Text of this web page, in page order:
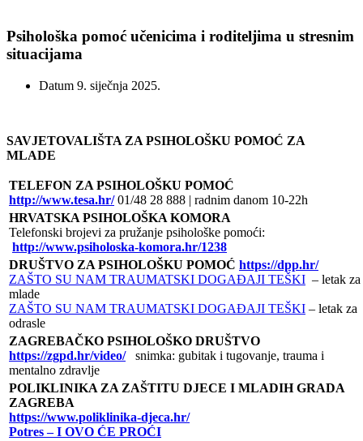
Psihološka pomoć učenicima i roditeljima u stresnim
situacijama
Datum 9. siječnja 2025.
SAVJETOVALIŠTA ZA PSIHOLOŠKU POMOĆ ZA
MLADE
TELEFON ZA PSIHOLOŠKU POMOĆ
http://www.tesa.hr/01/48 28 888 | radnim danom 10-22h
HRVATSKA PSIHOLOŠKA KOMORA
Telefonski brojevi za pružanje psihološke pomoći:
http://www.psiholoska-komora.hr/1238
DRUŠTVO ZA PSIHOLOŠKU POMOĆ https://dpp.hr/
ZAŠTO SU NAM TRAUMATSKI DOGAĐAJI TEŠKI – letak za
mlade
ZAŠTO SU NAM TRAUMATSKI DOGAĐAJI TEŠKI – letak za
odrasle
ZAGREBAČKO PSIHOLOŠKO DRUŠTVO
https://zgpd.hr/video/snimka: gubitak i tugovanje, trauma i
mentalno zdravlje
POLIKLINIKA ZA ZAŠTITU DJECE I MLADIH GRADA
ZAGREBA
https://www.poliklinika-djeca.hr/
Potres – I OVO ĆE PROĆI